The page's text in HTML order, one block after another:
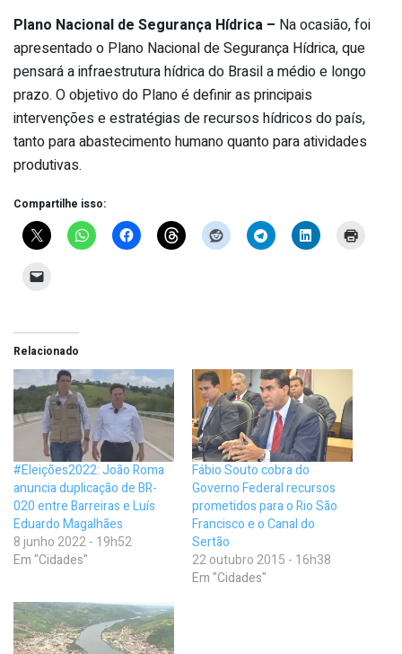
Plano Nacional de Segurança Hídrica – Na ocasião, foi
apresentado o Plano Nacional de Segurança Hídrica, que
pensará a infraestrutura hídrica do Brasil a médio e longo
prazo. O objetivo do Plano é definir as principais
intervenções e estratégias de recursos hídricos do país,
tanto para abastecimento humano quanto para atividades
produtivas.
Compartilhe isso:
Relacionado
#Eleições2022: João Roma
anuncia duplicação de BR-
020 entre Barreiras e Luís
Eduardo Magalhães
8 junho 2022 - 19h52
Em "Cidades"
Fábio Souto cobra do
Governo Federal recursos
prometidos para o Rio São
Francisco e o Canal do
Sertão
22 outubro 2015 - 16h38
Em "Cidades"